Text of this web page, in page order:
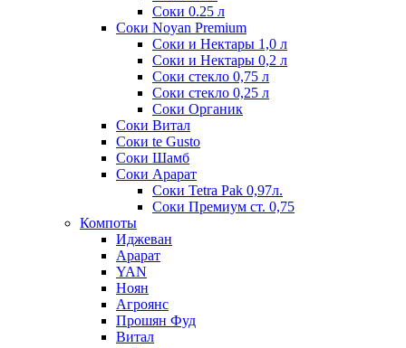
Соки 0.25 л
Соки Noyan Premium
Соки и Нектары 1,0 л
Соки и Нектары 0,2 л
Соки стекло 0,75 л
Соки стекло 0,25 л
Соки Органик
Соки Витал
Соки te Gusto
Соки Шамб
Соки Арарат
Соки Tetra Pak 0,97л.
Соки Премиум ст. 0,75
Компоты
Иджеван
Арарат
YAN
Ноян
Агроянс
Прошян Фуд
Витал